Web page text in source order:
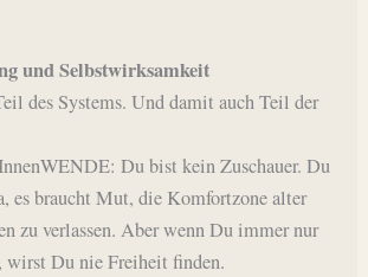
und Selbstwirksamkeit
des Systems. Und damit auch Teil der
Du bist kein Zuschauer. Du
es braucht Mut, die Komfortzone alter
zu verlassen. Aber wenn Du immer nur
wirst Du nie Freiheit finden.